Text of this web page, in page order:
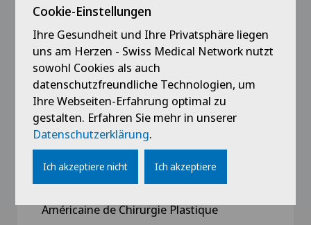
Mitgliedschaften
Membre de l'Association des Médecin du
canton de Genève
Membre de la Société Suisse de Chirurgie
Plastique, Reconstructive et Esthétique
Membre de la Société Belge de Chirurgie
Plastique, Reconstructive et Esthétique
Américaine de Chirurgie Plastique
Cookie-Einstellungen
Ihre Gesundheit und Ihre Privatsphäre liegen
uns am Herzen - Swiss Medical Network nutzt
sowohl Cookies als auch
datenschutzfreundliche Technologien, um
Ihre Webseiten-Erfahrung optimal zu
gestalten. Erfahren Sie mehr in unserer
Datenschutzerklärung.
Ich akzeptiere nicht Ich akzeptiere